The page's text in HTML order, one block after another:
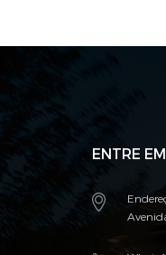
ENTRE